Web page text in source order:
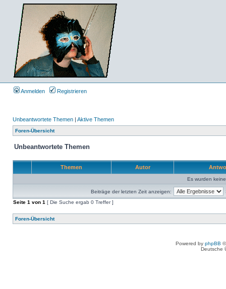
Anmelden Registrieren
Unbeantwortete Themen | Aktive Themen
Foren-Übersicht
Unbeantwortete Themen
Themen Autor
Es wurden
Beiträge der letzten Zeit anzeigen:
Seite 1 von 1 [ Die Suche ergab 0 Treffer ]
Foren-Übersicht
Powered by phpBB
Deutsche